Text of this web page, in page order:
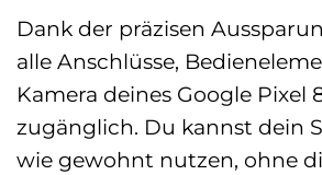
Dank der präzisen
alle Anschlüsse,
Kamera deines Google Pixel
zugänglich. Du kannst dein
wie gewohnt nutzen, ohne